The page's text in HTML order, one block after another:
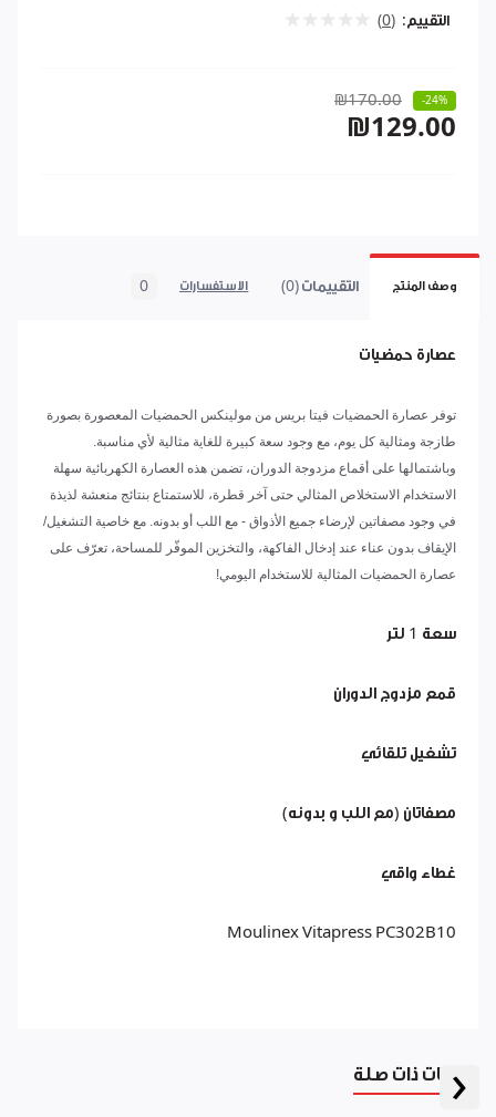
‹
التقييم: (0)
₪170.00 -24%
₪129.00
وصف المنتج التقييمات (0) الاستفسارات 0
عصارة حمضيات
توفر عصارة الحمضيات فيتا بريس من مولينكس الحمضيات المعصورة بصورة
طازجة ومثالية كل يوم، مع وجود سعة كبيرة للغاية مثالية لأي مناسبة.
وباشتمالها على أقماع مزدوجة الدوران، تضمن هذه العصارة الكهربائية سهلة
الاستخدام الاستخلاص المثالي حتى آخر قطرة، للاستمتاع بنتائج منعشة لذيذة
في وجود مصفاتين لإرضاء جميع الأذواق - مع اللب أو بدونه. مع خاصية التشغيل/
الإيقاف بدون عناء عند إدخال الفاكهة، والتخزين الموفّر للمساحة، تعرّف على
عصارة الحمضيات المثالية للاستخدام اليومي!
سعة 1 لتر
قمع مزدوج الدوران
تشغيل تلقائي
مصفاتان (مع اللب و بدونه)
غطاء واقي
Moulinex Vitapress PC302B10
منتجات ذات صلة